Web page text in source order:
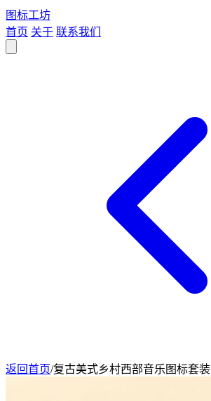
图标工坊
首页 关于 联系我们
返回首页/复古美式乡村西部音乐图标套装